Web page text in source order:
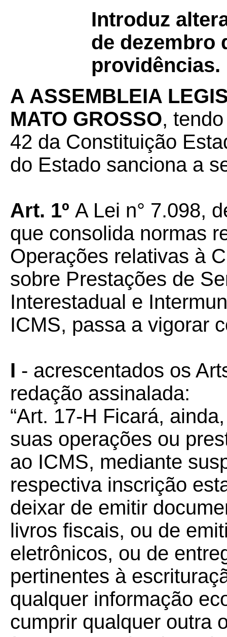
Introduz
de dezembro
providências.
A ASSEMBLEIA
MATO GROSSO,
42 da Constituição
do Estado sanciona a
Art. 1º A Lei n° 7.098,
que consolida normas
Operações relativas à
sobre Prestações de
Interestadual e
ICMS, passa a vigorar
I - acrescentados os
redação assinalada:
“Art. 17-H Ficará,
suas operações ou
ao ICMS, mediante
respectiva inscrição
deixar de emitir
livros fiscais, ou de
eletrônicos, ou de
pertinentes à
qualquer informação
cumprir qualquer outra